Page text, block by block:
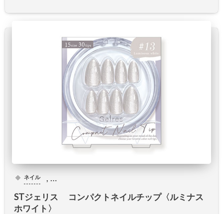
ネイル
STジェリス コンパクトネイルチップ〈ルミナス
ホワイト〉